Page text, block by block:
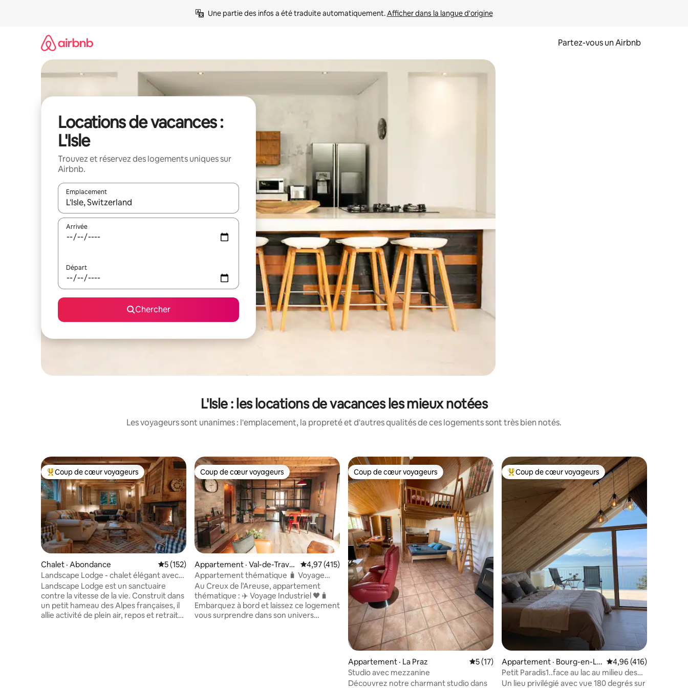
Une partie des infos a été traduite automatiquement. Afficher dans la langue d'origine
Partez-vous un Airbnb
Locations de vacances :
L'Isle
Trouvez et réservez des logements uniques sur
Airbnb.
Emplacement
Quand les résultats sont affichés, parcourez-les en utilisant les flèches vers le haut et vers le bas, ou en appuyant dessus et en les faisant glisser.
Arrivée
Départ
Chercher
L'Isle : les locations de vacances les mieux notées
Les voyageurs sont unanimes : l'emplacement, la propreté et d'autres qualités de ces logements sont très bien notés.
Coup de cœur voyageurs parmi les plus aimés
Coup de cœur voyageurs
Chalet · Abondance Note moyenne de 5 sur 5, 152 commentaires
5 (152)
Landscape Lodge - chalet élégant avec
vue imprenable
Landscape Lodge est un sanctuaire
contre la vitesse de la vie. Construit dans
un petit hameau des Alpes françaises, il
allie activité de plein air, repos et retraite.
Coup de cœur voyageurs
Coup de cœur voyageurs
Appartement · Val-de-Trave
rs
Note moyenne de 4,97 sur 5, 415 commentaires
4,97 (415)
Appartement thématique 🧳 Voyage
Industriel ✈️🖤
Au Creux de l’Areuse, appartement
thématique : ✈️ Voyage Industriel 🖤🧳
Embarquez à bord et laissez ce logement
vous surprendre dans son univers
Coup de cœur voyageurs
Coup de cœur voyageurs
Appartement · La Praz Note moyenne de 5 sur 5, 17 commentaires
5 (17)
Studio avec mezzanine
Découvrez notre charmant studio dans
Coup de cœur voyageurs parmi les plus aimés
Coup de cœur voyageurs
Appartement · Bourg-en-La
vaux
Note moyenne de
4,96 (416)
Petit Paradis1..face au lac au milieu des
vignes.
Un lieu privilégié avec vue 180 degrés sur